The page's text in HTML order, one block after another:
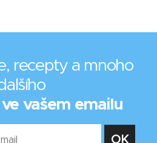
recepty a mnoho
vašem emailu